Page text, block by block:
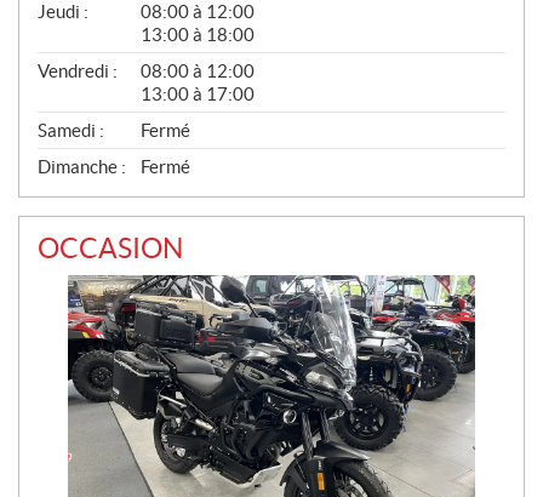
Jeudi :
08:00 à 12:00
13:00 à 18:00
Vendredi :
08:00 à 12:00
13:00 à 17:00
Samedi :
Fermé
Dimanche :
Fermé
OCCASION